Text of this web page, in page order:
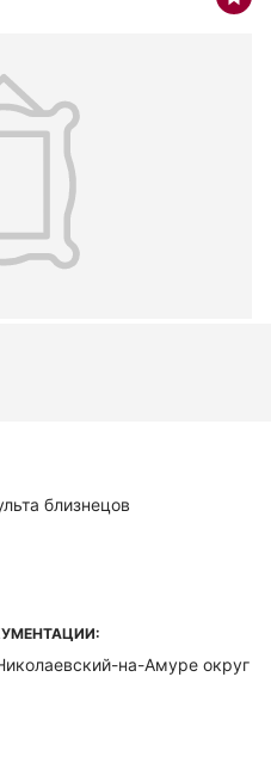
близнецов
на-Амуре округ